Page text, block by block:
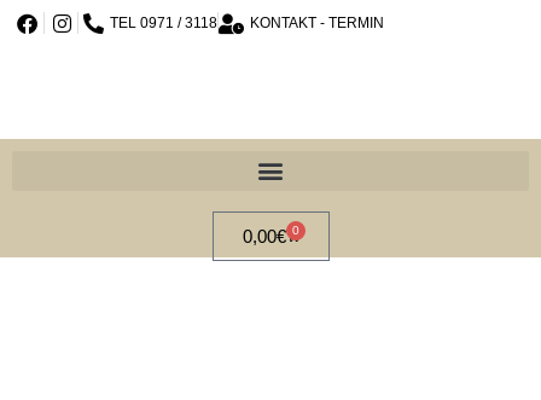
TEL 0971 / 3118 KONTAKT - TERMIN
0,00€ 0